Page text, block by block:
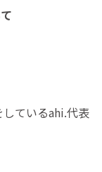
ているahi.代表